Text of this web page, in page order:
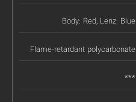
Body: Red, Lenz: Blue
Flame-retardant polycarbonate
***